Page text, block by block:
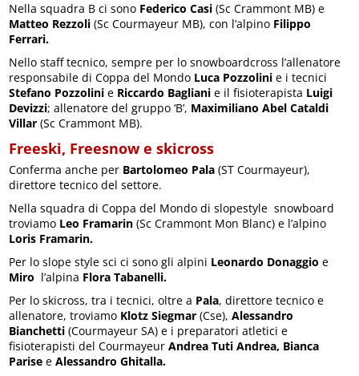
Nella squadra B ci sono Federico Casi (Sc Crammont MB) e
Matteo Rezzoli (Sc Courmayeur MB), con l’alpino Filippo
Ferrari.
Nello staff tecnico, sempre per lo snowboardcross l’allenatore
responsabile di Coppa del Mondo Luca Pozzolini e i tecnici
Stefano Pozzolini e Riccardo Bagliani e il fisioterapista Luigi
Devizzi; allenatore del gruppo ‘B’, Maximiliano Abel Cataldi
Villar (Sc Crammont MB).
Freeski, Freesnow e skicross
Conferma anche per Bartolomeo Pala (ST Courmayeur),
direttore tecnico del settore.
Nella squadra di Coppa del Mondo di slopestyle snowboard
troviamo Leo Framarin (Sc Crammont Mon Blanc) e l’alpino
Loris Framarin.
Per lo slope style sci ci sono gli alpini Leonardo Donaggio e
Miro l’alpina Flora Tabanelli.
Per lo skicross, tra i tecnici, oltre a Pala, direttore tecnico e
allenatore, troviamo Klotz Siegmar (Cse),Alessandro
Bianchetti (Courmayeur SA) e i preparatori atletici e
fisioterapisti del CourmayeurAndrea Tuti Andrea, Bianca
Parise eAlessandro Ghitalla.